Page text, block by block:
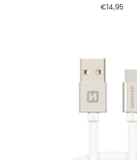
€14,95